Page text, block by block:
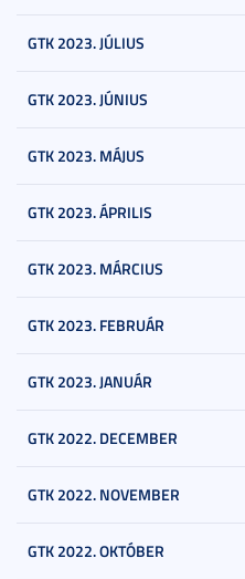
GTK 2023. JÚLIUS
GTK 2023. JÚNIUS
GTK 2023. MÁJUS
GTK 2023. ÁPRILIS
GTK 2023. MÁRCIUS
GTK 2023. FEBRUÁR
GTK 2023. JANUÁR
GTK 2022. DECEMBER
GTK 2022. NOVEMBER
GTK 2022. OKTÓBER